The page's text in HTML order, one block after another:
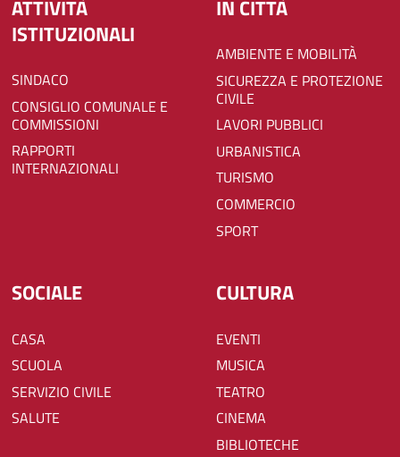
ATTIVITÀ
ISTITUZIONALI
SINDACO
CONSIGLIO COMUNALE E
COMMISSIONI
RAPPORTI
INTERNAZIONALI
IN CITTÀ
AMBIENTE E MOBILITÀ
SICUREZZA E PROTEZIONE
CIVILE
LAVORI PUBBLICI
URBANISTICA
TURISMO
COMMERCIO
SPORT
SOCIALE
CASA
SCUOLA
SERVIZIO CIVILE
SALUTE
CULTURA
EVENTI
MUSICA
TEATRO
CINEMA
BIBLIOTECHE